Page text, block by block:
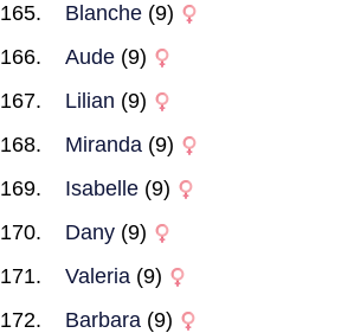
Blanche (9)
Aude (9)
Lilian (9)
Miranda (9)
Isabelle (9)
Dany (9)
Valeria (9)
Barbara (9)